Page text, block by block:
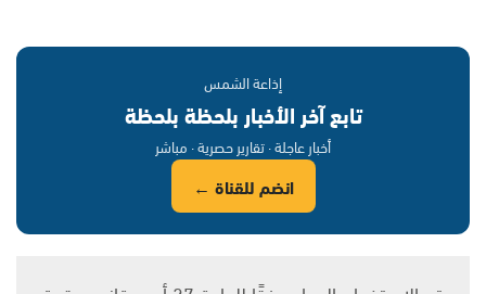
إذاعة الشمس
تابع آخر الأخبار بلحظة بلحظة
أخبار عاجلة · تقارير حصرية · مباشر
انضم للقناة ←